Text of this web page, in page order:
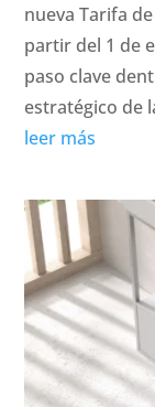
nueva Tarifa
partir del 1 de
paso clave
estratégico de
leer más